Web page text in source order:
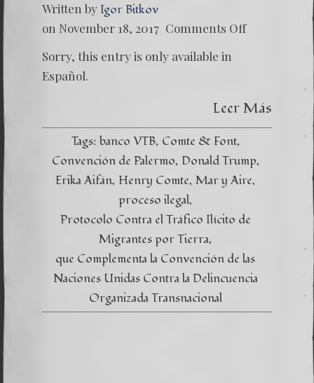
Written by Igor Bitkov
on November 18, 2017 Comments Off
Sorry, this entry is only available in
Español.
Leer Más
Tags: banco VTB Comte & Font
Convención de Palermo Donald Trump
Erika Aifán Henry Comte Mar y Aire
proceso ilegal
Protocolo Contra el Tráfico Ilícito de
Migrantes por Tierra
que Complementa la Convención de las
Naciones Unidas Contra la Delincuencia
Organizada Transnacional